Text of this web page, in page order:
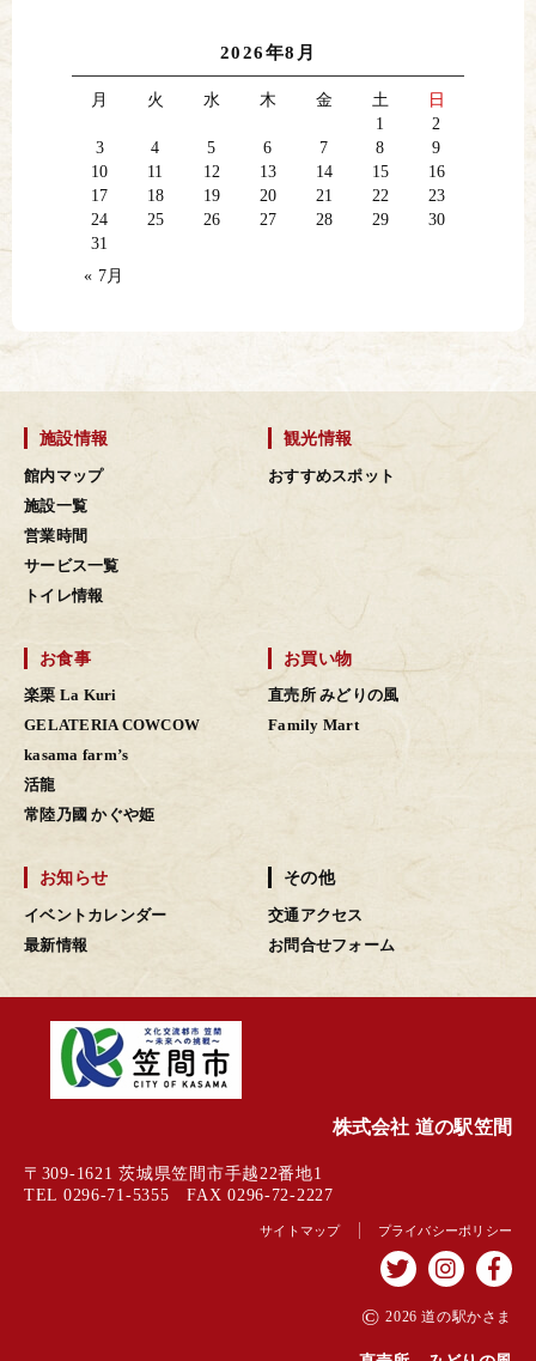
2026年8月
月 火 水 木 金 土
日
1
2
3
4 5 6 7 8
9
10
11 12 13 14 15
16
17
18 19 20 21 22
23
24
25 26 27 28 29
30
31
« 7月
施設情報
館内マップ
施設一覧
営業時間
サービス一覧
トイレ情報
観光情報
おすすめスポット
お食事
楽栗 La Kuri
GELATERIA COWCOW
kasama farm’s
活龍
常陸乃國 かぐや姫
お買い物
直売所 みどりの風
Family Mart
お知らせ
イベントカレンダー
最新情報
その他
交通アクセス
お問合せフォーム
株式会社 道の駅笠間
〒309-1621 茨城県笠間市手越22番地1
TEL 0296-71-5355 FAX 0296-72-2227
サイトマップ プライバシーポリシー
© 2026 道の駅かさま